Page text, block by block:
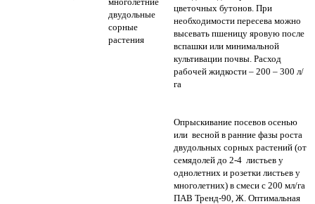
двудольные
сорные
растения
цветочных бутонов. При
необходимости пересева можно
высевать пшеницу яровую после
вспашки или минимальной
культивации почвы. Расход
рабочей жидкости – 200 – 300 л/
га
Опрыскивание посевов осенью
или весной в ранние фазы роста
двудольных сорных растений (от
семядолей до 2-4 листьев у
однолетних и розетки листьев у
многолетних) в смеси с 200 мл/га
ПАВ Тренд-90, Ж. Оптимальная